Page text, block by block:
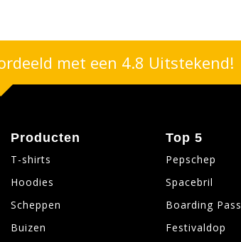
met een 4.8 Uitstekend!
Producten
T-shirts
Hoodies
Scheppen
Buizen
Top 5
Pepschep
Spacebril
Boarding Pass
Festivaldop